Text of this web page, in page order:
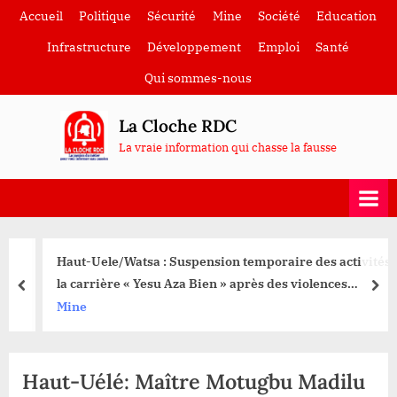
SkipAccueil Politique Sécurité Mine Société
Education
Infrastructure
Développement Emploi
Santé
Qui sommes-nous
La Cloche RDC
La vraie information qui chasse la fausse
Haut-Uele/Watsa : Suspension temporaire des activités à
la carrière « Yesu Aza Bien » après des violences
meurtrières
Mine
prev
Haut-Uélé: Maître Motugbu Madilu